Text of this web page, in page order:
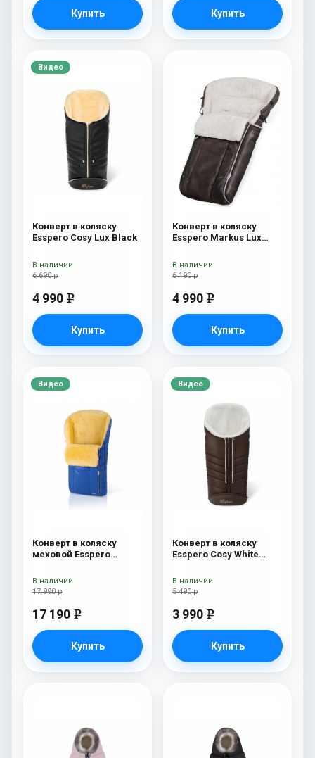
Купить Купить
Видео
Конверт в коляску
Esspero Cosy Lux Black
6 690 р
4 990 e
Купить
В наличии
Конверт в коляску
Esspero Markus Lux
овечья шерсть) Brown
6 190 р
4 990 e
Купить
В наличии
Видео
Конверт в коляску
меховой Esspero
(натуральная овчина)
Sky
17 990 р
17 190 e
Купить
В наличии
Видео
Конверт в коляску
Esspero Cosy White
5 490 р
3 990 e
Купить
В наличии